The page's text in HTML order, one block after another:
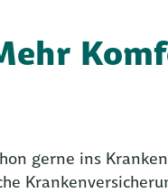
gerne ins